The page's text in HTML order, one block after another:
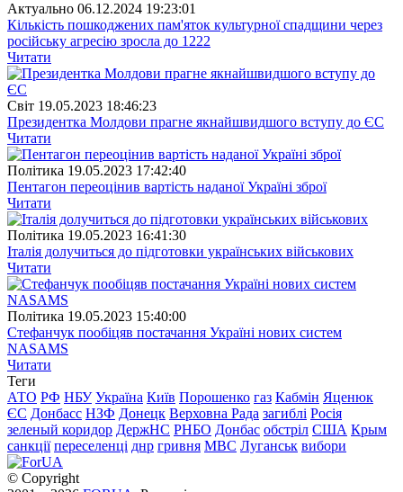
Актуально 06.12.2024 19:23:01
Кількість пошкоджених пам'яток культурної спадщини через
російську агресію зросла до 1222
Читати
Свiт 19.05.2023 18:46:23
Президентка Молдови прагне якнайшвидшого вступу до ЄС
Читати
Полiтика 19.05.2023 17:42:40
Пентагон переоцінив вартість наданої Україні зброї
Читати
Полiтика 19.05.2023 16:41:30
Італія долучиться до підготовки українських військових
Читати
Полiтика 19.05.2023 15:40:00
Стефанчук пообіцяв постачання Україні нових систем
NASAMS
Читати
Теги
АТО РФ НБУ Україна Київ Порошенко газ Кабмін Яценюк
ЄС Донбасс НЗФ Донецк Верховна Рада загиблі Росія
зеленый коридор ДержНС РНБО Донбас обстріл США Крым
санкції переселенці днр гривня МВС Луганськ вибори
© Copyright